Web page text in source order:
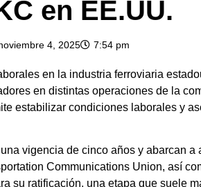
en EE.UU.
4, 2025 7:54 pm
en la industria ferroviaria
en distintas operaciones de la
estabilizar condiciones laborales y
vigencia de cinco años y abarcan
Communications Union, así
su ratificación, una etapa que suele